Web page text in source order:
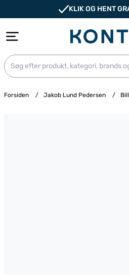
KLIK OG HENT
Forsiden / Jakob Lund Pedersen /